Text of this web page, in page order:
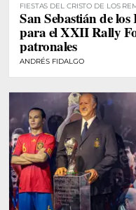
FIESTAS DEL CRISTO DE LOS
San Sebastián de
para el XXII Rally
patronales
ANDRÉS FIDALGO